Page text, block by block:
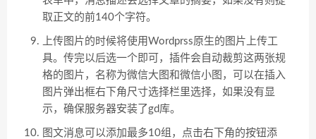
取正文的前140个字符。
上传图片的时候将使用Wordprss原生的图片上传工
具。传完以后选一个即可，插件会自动裁剪这两张规
格的图片，名称为微信大图和微信小图，可以在插入
图片弹出框右下角尺寸选择栏里选择，如果没有显
示，确保服务器安装了gd库。
图文消息可以添加最多10组，点击右下角的按钮添